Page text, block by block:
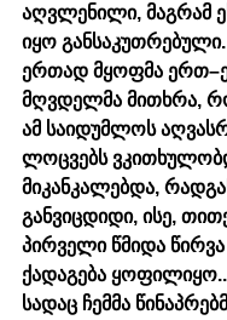
აღვლენილი, მაგრამ
იყო
ერთად მყოფმა
მღვდელმა მითხრა,
ამ საიდუმლოს
ლოცვებს
მიკანკალებდა,
განვიცდიდი, ისე,
პირველი წმიდა
ქადაგება
სადაც ჩემმა